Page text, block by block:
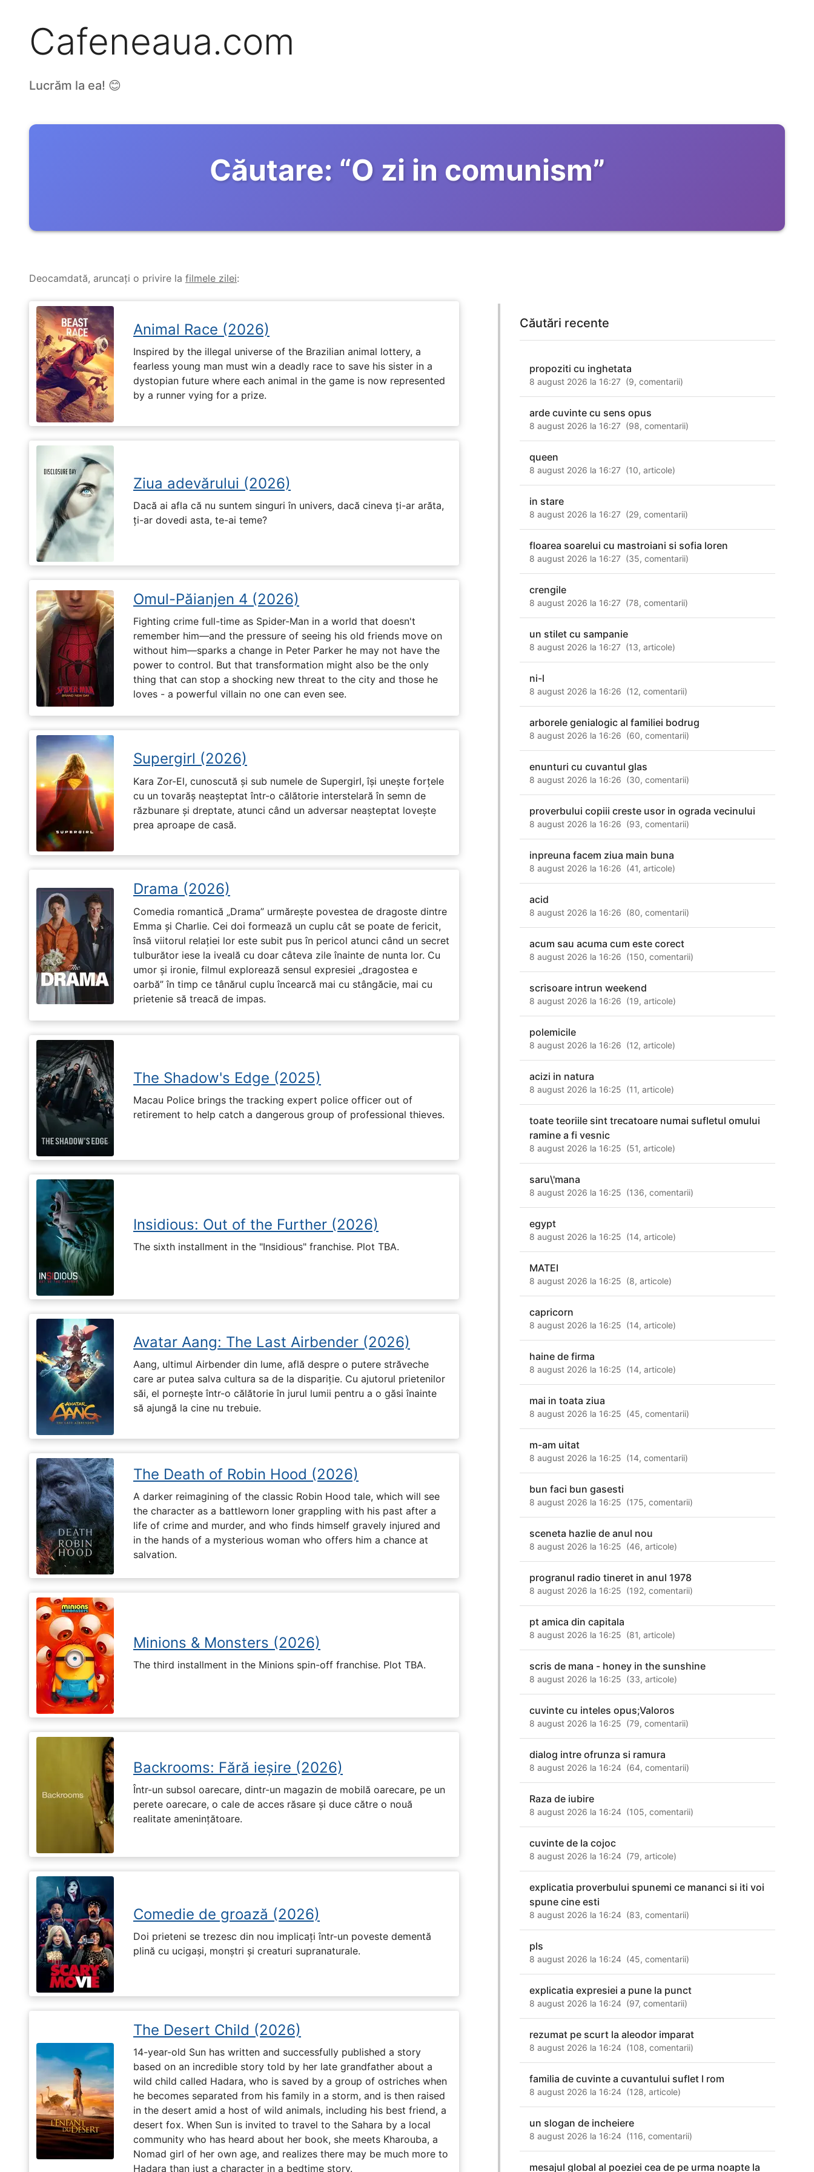
Cafeneaua.com
Lucrăm la ea! 😊
Căutare: “O zi in comunism”
Deocamdată, aruncați o privire la filmele zilei:
Animal Race (2026)
Inspired by the illegal universe of the Brazilian animal lottery, a
fearless young man must win a deadly race to save his sister in a
dystopian future where each animal in the game is now represented
by a runner vying for a prize.
Ziua adevărului (2026)
Dacă ai afla că nu suntem singuri în univers, dacă cineva ți-ar arăta,
ți-ar dovedi asta, te-ai teme?
Omul-Păianjen 4 (2026)
Fighting crime full-time as Spider-Man in a world that doesn't
remember him—and the pressure of seeing his old friends move on
without him—sparks a change in Peter Parker he may not have the
power to control. But that transformation might also be the only
thing that can stop a shocking new threat to the city and those he
loves - a powerful villain no one can even see.
Supergirl (2026)
Kara Zor-El, cunoscută și sub numele de Supergirl, își unește forțele
cu un tovarăș neașteptat într-o călătorie interstelară în semn de
răzbunare și dreptate, atunci când un adversar neașteptat lovește
prea aproape de casă.
Drama (2026)
Comedia romantică „Drama” urmărește povestea de dragoste dintre
Emma și Charlie. Cei doi formează un cuplu cât se poate de fericit,
însă viitorul relației lor este subit pus în pericol atunci când un secret
tulburător iese la iveală cu doar câteva zile înainte de nunta lor. Cu
umor și ironie, filmul explorează sensul expresiei „dragostea e
oarbă” în timp ce tânărul cuplu încearcă mai cu stângăcie, mai cu
prietenie să treacă de impas.
The Shadow's Edge (2025)
Macau Police brings the tracking expert police officer out of
retirement to help catch a dangerous group of professional thieves.
Insidious: Out of the Further (2026)
The sixth installment in the "Insidious" franchise. Plot TBA.
Avatar Aang: The Last Airbender (2026)
Aang, ultimul Airbender din lume, află despre o putere străveche
care ar putea salva cultura sa de la dispariție. Cu ajutorul prietenilor
săi, el pornește într-o călătorie în jurul lumii pentru a o găsi înainte
să ajungă la cine nu trebuie.
The Death of Robin Hood (2026)
A darker reimagining of the classic Robin Hood tale, which will see
the character as a battleworn loner grappling with his past after a
life of crime and murder, and who finds himself gravely injured and
in the hands of a mysterious woman who offers him a chance at
salvation.
Minions & Monsters (2026)
The third installment in the Minions spin-off franchise. Plot TBA.
Backrooms: Fără ieșire (2026)
Într-un subsol oarecare, dintr-un magazin de mobilă oarecare, pe un
perete oarecare, o cale de acces răsare și duce către o nouă
realitate amenințătoare.
Comedie de groază (2026)
Doi prieteni se trezesc din nou implicați într-un poveste dementă
plină cu ucigași, monștri și creaturi supranaturale.
The Desert Child (2026)
14-year-old Sun has written and successfully published a story
based on an incredible story told by her late grandfather about a
wild child called Hadara, who is saved by a group of ostriches when
he becomes separated from his family in a storm, and is then raised
in the desert amid a host of wild animals, including his best friend, a
desert fox. When Sun is invited to travel to the Sahara by a local
community who has heard about her book, she meets Kharouba, a
Nomad girl of her own age, and realizes there may be much more to
Hadara than just a character in a bedtime story.
Căutări recente
propoziti cu inghetata
8 august 2026 la 16:27 (9,comentarii)
arde cuvinte cu sens opus
8 august 2026 la 16:27 (98,comentarii)
queen
8 august 2026 la 16:27 (10,articole)
in stare
8 august 2026 la 16:27 (29,comentarii)
floarea soarelui cu mastroiani si sofia loren
8 august 2026 la 16:27 (35,comentarii)
crengile
8 august 2026 la 16:27 (78,comentarii)
un stilet cu sampanie
8 august 2026 la 16:27 (13,articole)
ni-l
8 august 2026 la 16:26 (12,comentarii)
arborele genialogic al familiei bodrug
8 august 2026 la 16:26 (60,comentarii)
enunturi cu cuvantul glas
8 august 2026 la 16:26 (30,comentarii)
proverbului copiii creste usor in ograda vecinului
8 august 2026 la 16:26 (93,comentarii)
inpreuna facem ziua main buna
8 august 2026 la 16:26 (41,articole)
acid
8 august 2026 la 16:26 (80,comentarii)
acum sau acuma cum este corect
8 august 2026 la 16:26 (150,comentarii)
scrisoare intrun weekend
8 august 2026 la 16:26 (19,articole)
polemicile
8 august 2026 la 16:26 (12,articole)
acizi in natura
8 august 2026 la 16:25 (11,articole)
toate teoriile sint trecatoare numai sufletul omului
ramine a fi vesnic
8 august 2026 la 16:25 (51,articole)
saru\'mana
8 august 2026 la 16:25 (136,comentarii)
egypt
8 august 2026 la 16:25 (14,articole)
MATEI
8 august 2026 la 16:25 (8,articole)
capricorn
8 august 2026 la 16:25 (14,articole)
haine de firma
8 august 2026 la 16:25 (14,articole)
mai in toata ziua
8 august 2026 la 16:25 (45,comentarii)
m-am uitat
8 august 2026 la 16:25 (14,comentarii)
bun faci bun gasesti
8 august 2026 la 16:25 (175,comentarii)
sceneta hazlie de anul nou
8 august 2026 la 16:25 (46,articole)
progranul radio tineret in anul 1978
8 august 2026 la 16:25 (192,comentarii)
pt amica din capitala
8 august 2026 la 16:25 (81,articole)
scris de mana - honey in the sunshine
8 august 2026 la 16:25 (33,articole)
cuvinte cu inteles opus;Valoros
8 august 2026 la 16:25 (79,comentarii)
dialog intre ofrunza si ramura
8 august 2026 la 16:24 (64,comentarii)
Raza de iubire
8 august 2026 la 16:24 (105,comentarii)
cuvinte de la cojoc
8 august 2026 la 16:24 (79,articole)
explicatia proverbului spunemi ce mananci si iti voi
spune cine esti
8 august 2026 la 16:24 (83,comentarii)
pls
8 august 2026 la 16:24 (45,comentarii)
explicatia expresiei a pune la punct
8 august 2026 la 16:24 (97,comentarii)
rezumat pe scurt la aleodor imparat
8 august 2026 la 16:24 (108,comentarii)
familia de cuvinte a cuvantului suflet l rom
8 august 2026 la 16:24 (128,articole)
un slogan de incheiere
8 august 2026 la 16:24 (116,comentarii)
mesajul global al poeziei cea de pe urma noapte la